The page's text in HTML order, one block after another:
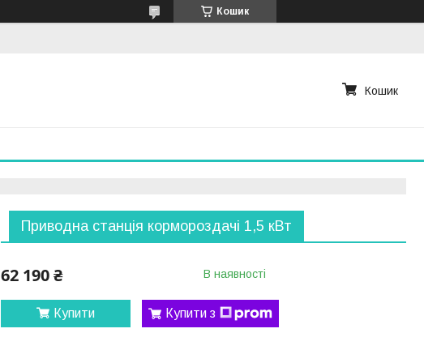
Кошик
Кошик
Приводна станція кормороздачі 1,5 кВт
62 190 ₴ В наявності
Купити Купити з